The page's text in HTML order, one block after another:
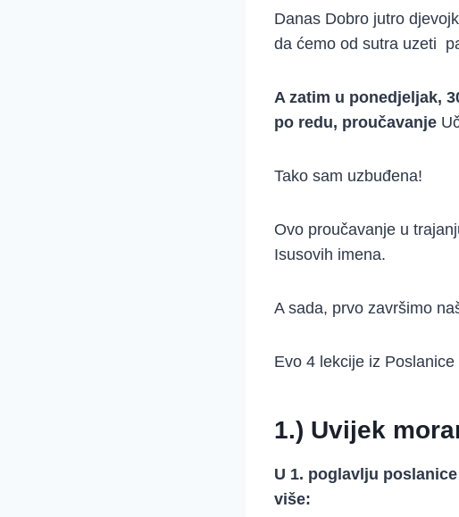
Danas Dobro jutro
da ćemo od sutra uzeti
A zatim u ponedjeljak,
po redu, proučavanje
Tako sam uzbuđena!
Ovo proučavanje u
Isusovih imena.
A sada, prvo završimo
Evo 4 lekcije iz
1.) Uvijek
U 1. poglavlju
više: